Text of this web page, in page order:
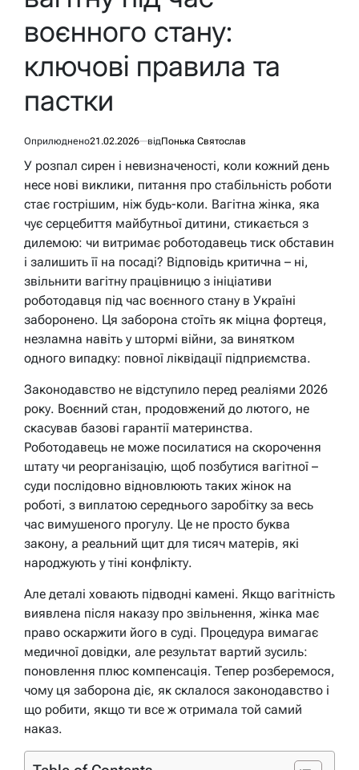
воєнного стану:
ключові правила та
пастки
Оприлюднено21.02.2026 відПонька Святослав
У розпал сирен і невизначеності, коли кожний день
несе нові виклики, питання про стабільність роботи
стає гострішим, ніж будь-коли. Вагітна жінка, яка
чує серцебиття майбутньої дитини, стикається з
дилемою: чи витримає роботодавець тиск обставин
і залишить її на посаді? Відповідь критична – ні,
звільнити вагітну працівницю з ініціативи
роботодавця під час воєнного стану в Україні
заборонено. Ця заборона стоїть як міцна фортеця,
незламна навіть у штормі війни, за винятком
одного випадку: повної ліквідації підприємства.
Законодавство не відступило перед реаліями 2026
року. Воєнний стан, продовжений до лютого, не
скасував базові гарантії материнства.
Роботодавець не може посилатися на скорочення
штату чи реорганізацію, щоб позбутися вагітної –
суди послідовно відновлюють таких жінок на
роботі, з виплатою середнього заробітку за весь
час вимушеного прогулу. Це не просто буква
закону, а реальний щит для тисяч матерів, які
народжують у тіні конфлікту.
Але деталі ховають підводні камені. Якщо вагітність
виявлена після наказу про звільнення, жінка має
право оскаржити його в суді. Процедура вимагає
медичної довідки, але результат вартий зусиль:
поновлення плюс компенсація. Тепер розберемося,
чому ця заборона діє, як склалося законодавство і
що робити, якщо ти все ж отримала той самий
наказ.